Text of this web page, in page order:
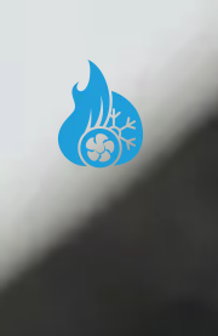
contenu